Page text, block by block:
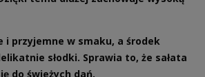
i przyjemne w smaku, a środek
słodki. Sprawia to, że sałata
do świeżych dań.